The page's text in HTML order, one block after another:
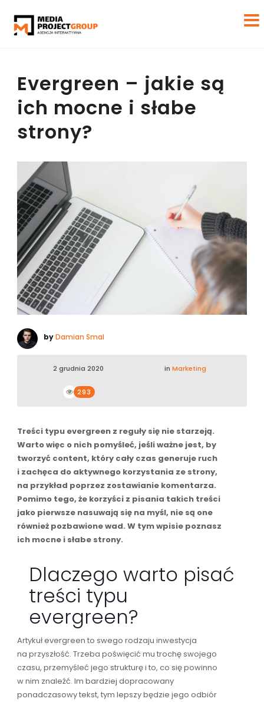
Evergreen – jakie są
ich mocne i słabe
strony?
byDamian Smal
2 grudnia 2020 in Marketing
293
Treści typu evergreen z reguły się nie starzeją.
Warto więc o nich pomyśleć, jeśli ważne jest, by
tworzyć content, który cały czas generuje ruch
i zachęca do aktywnego korzystania ze strony,
na przykład poprzez zostawianie komentarza.
Pomimo tego, że korzyści z pisania takich treści
jako pierwsze nasuwają się na myśl, nie są one
również pozbawione wad. W tym wpisie poznasz
ich mocne i słabe strony.
Dlaczego warto pisać
treści typu
evergreen?
Artykuł evergreen to swego rodzaju inwestycja
na przyszłość. Trzeba poświęcić mu trochę swojego
czasu, przemyśleć jego strukturę i to, co się powinno
w nim znaleźć. Im bardziej dopracowany
ponadczasowy tekst, tym lepszy będzie jego odbiór